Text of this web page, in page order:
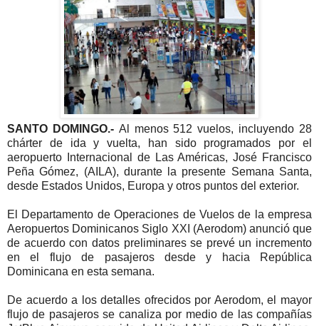
SANTO DOMINGO.- Al menos 512 vuelos, incluyendo 28
chárter de ida y vuelta, han sido programados por el
aeropuerto Internacional de Las Américas, José Francisco
Peña Gómez, (AILA), durante la presente Semana Santa,
desde Estados Unidos, Europa y otros puntos del exterior.
El Departamento de Operaciones de Vuelos de la empresa
Aeropuertos Dominicanos Siglo XXI (Aerodom) anunció que
de acuerdo con datos preliminares se prevé un incremento
en el flujo de pasajeros desde y hacia República
Dominicana en esta semana.
De acuerdo a los detalles ofrecidos por Aerodom, el mayor
flujo de pasajeros se canaliza por medio de las compañías